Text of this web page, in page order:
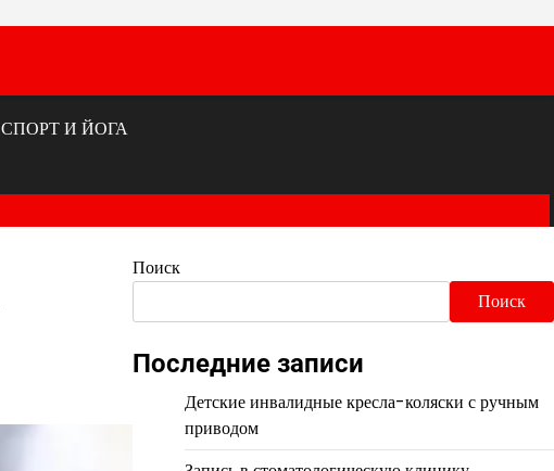
СПОРТ И ЙОГА
Поиск
Поиск
Последние записи
Детские инвалидные кресла-коляски с ручным
приводом